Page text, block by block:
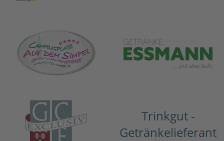
Trinkgut -
Getränkelieferant